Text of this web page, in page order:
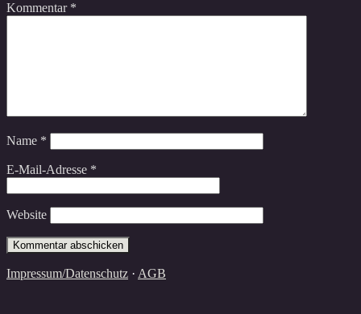
Kommentar *
Name *
E-Mail-Adresse *
Website
Impressum/Datenschutz · AGB